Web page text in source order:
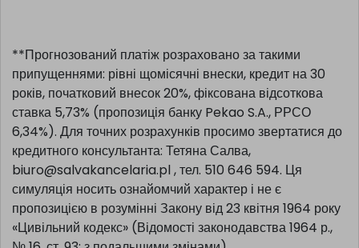
**Прогнозований платіж розраховано за такими
припущеннями: рівні щомісячні внески, кредит на 30
років, початковий внесок 20%, фіксована відсоткова
ставка 5,73% (пропозиція банку Pekao S.A., РРСО
6,34%). Для точних розрахунків просимо звертатися до
кредитного консультанта: Тетяна Салва,
biuro@salvakancelaria.pl , тел. 510 646 594. Ця
симуляція носить ознайомчий характер і не є
пропозицією в розумінні Закону від 23 квітня 1964 року